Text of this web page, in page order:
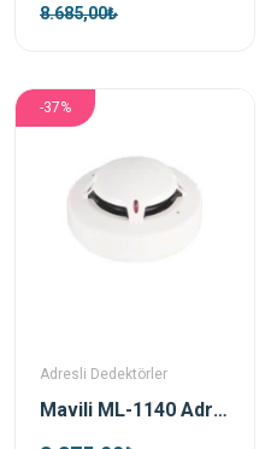
8.685,00₺
-37%
Adresli Dedektörler
Mavili ML-1140 Adresli Multisensör Dedektör